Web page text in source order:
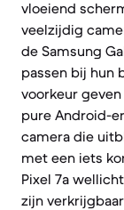
vloeiend
veelzijdig
de Samsung
passen bij hun
voorkeur
pure Android-
camera die
met een iets
Pixel 7a
zijn